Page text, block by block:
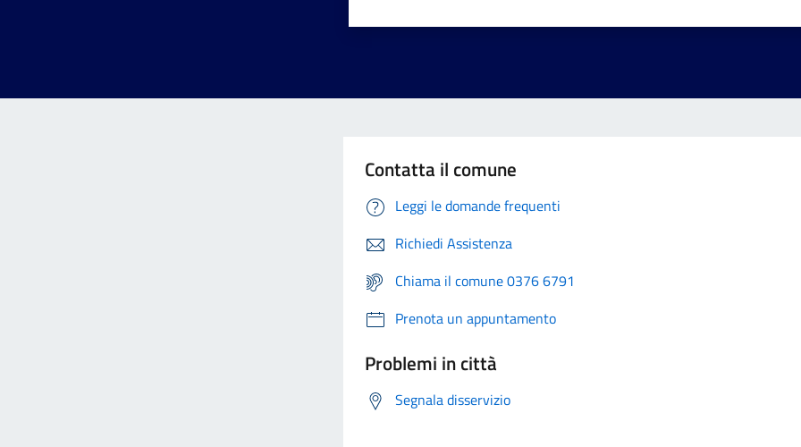
Contatta il comune
Leggi le domande frequenti
Richiedi Assistenza
Chiama il comune 0376 6791
Prenota un appuntamento
Problemi in città
Segnala disservizio